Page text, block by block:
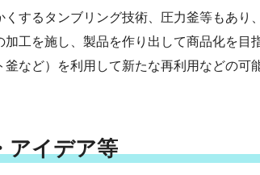
するタンブリング技術、圧力釜等もあり
工を施し、製品を作り出して商品化を目
など）を利用して新たな再利用などの可
アイデア等